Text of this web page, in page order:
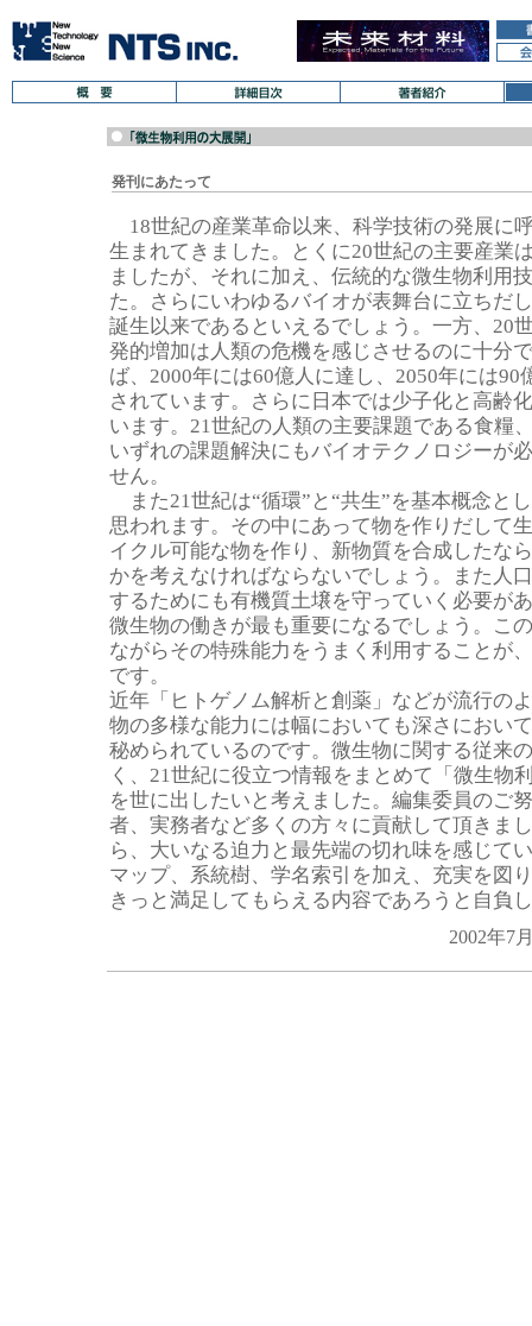
発刊にあたって
18世紀の産業革命以来、科学技術の発展に
生まれてきました。とくに20世紀の主要産業
ましたが、それに加え、伝統的な微生物利用
た。さらにいわゆるバイオが表舞台に立ちだ
誕生以来であるといえるでしょう。一方、20
発的増加は人類の危機を感じさせるのに十分
ば、2000年には60億人に達し、2050年には
されています。さらに日本では少子化と高齢
います。21世紀の人類の主要課題である食糧
いずれの課題解決にもバイオテクノロジーが
せん。
また21世紀は“循環”と“共生”を基本概念と
思われます。その中にあって物を作りだして
イクル可能な物を作り、新物質を合成したな
かを考えなければならないでしょう。また人
するためにも有機質土壌を守っていく必要が
微生物の働きが最も重要になるでしょう。こ
ながらその特殊能力をうまく利用することが
です。
近年「ヒトゲノム解析と創薬」などが流行の
物の多様な能力には幅においても深さにおい
秘められているのです。微生物に関する従来
く、21世紀に役立つ情報をまとめて「微生物
を世に出したいと考えました。編集委員のご
者、実務者など多くの方々に貢献して頂きま
ら、大いなる迫力と最先端の切れ味を感じて
マップ、系統樹、学名索引を加え、充実を図
きっと満足してもらえる内容であろうと自負
2002年